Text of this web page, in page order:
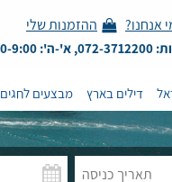
אנחנו? ההזמנות שלי
13:00-9:00
דילים בארץ מבצעים לחגים